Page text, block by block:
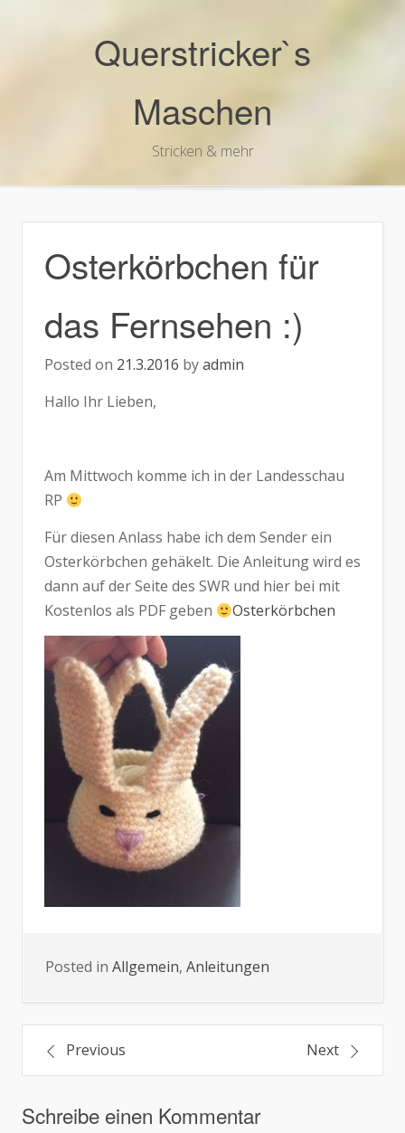
Querstricker`s
Maschen
Stricken & mehr
Osterkörbchen für
das Fernsehen :)
Posted on 21.3.2016 byadmin
Hallo Ihr Lieben,
Am Mittwoch komme ich in der Landesschau
RP
Für diesen Anlass habe ich dem Sender ein
Osterkörbchen gehäkelt. Die Anleitung wird es
dann auf der Seite des SWR und hier bei mit
Kostenlos als PDF geben
Osterkörbchen
Posted in Allgemein, Anleitungen
Beitragsnavigation
Previous Next
Schreibe einen Kommentar